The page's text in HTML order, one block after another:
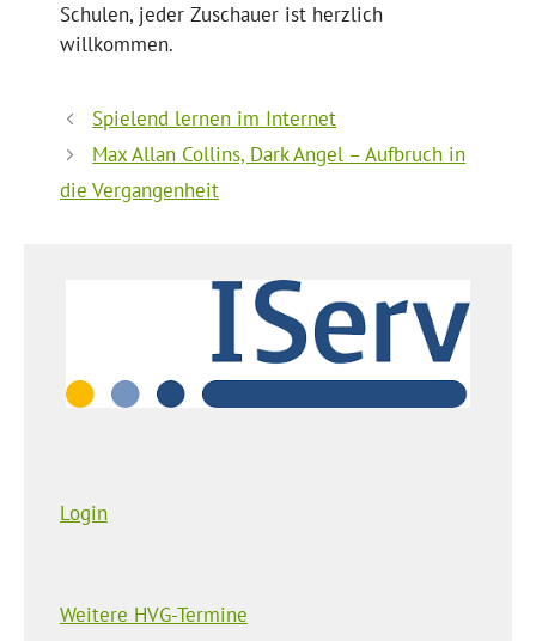
Schulen, jeder Zuschauer ist herzlich
willkommen.
Spielend lernen im Internet
Max Allan Collins, Dark Angel – Aufbruch in
die Vergangenheit
Login
Weitere HVG-Termine